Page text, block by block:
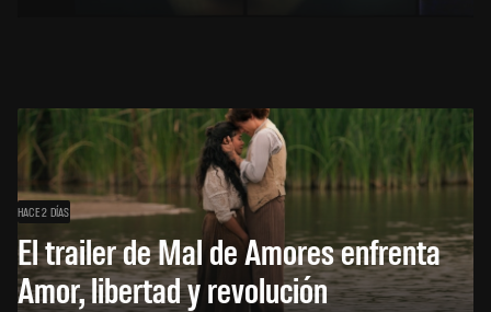
HACE 2 DÍAS
El trailer de Mal de Amores enfrenta
Amor, libertad y revolución